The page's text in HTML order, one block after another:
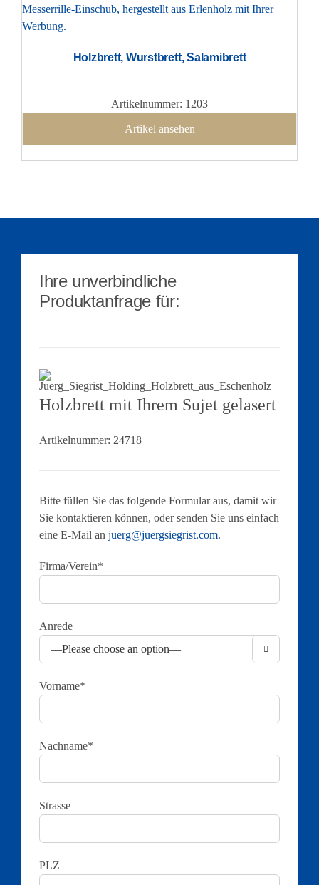
Holzbrett, Wurstbrett, Salamibrett
Artikelnummer: 1203
Artikel ansehen
Ihre unverbindliche
Produktanfrage für:
Holzbrett mit Ihrem Sujet gelasert
Artikelnummer: 24718
Bitte füllen Sie das folgende Formular aus, damit wir
Sie kontaktieren können, oder senden Sie uns einfach
eine E-Mail an juerg@juergsiegrist.com.
Firma/Verein*
Anrede

Vorname*
Nachname*
Strasse
PLZ